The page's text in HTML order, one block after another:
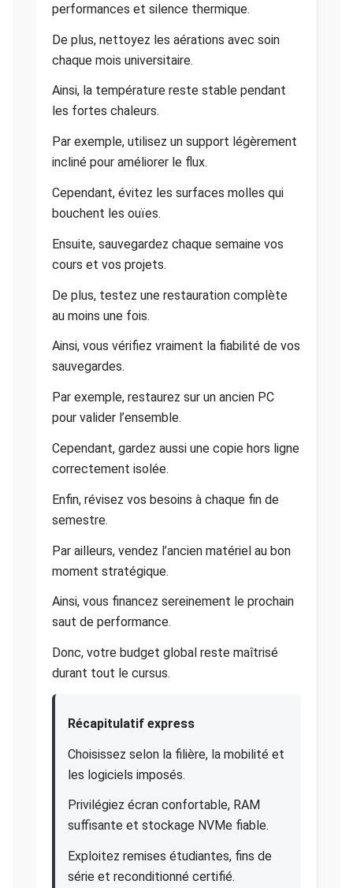
performances et silence thermique.
De plus, nettoyez les aérations avec soin
chaque mois universitaire.
Ainsi, la température reste stable pendant
les fortes chaleurs.
Par exemple, utilisez un support légèrement
incliné pour améliorer le flux.
Cependant, évitez les surfaces molles qui
bouchent les ouïes.
Ensuite, sauvegardez chaque semaine vos
cours et vos projets.
De plus, testez une restauration complète
au moins une fois.
Ainsi, vous vérifiez vraiment la fiabilité de vos
sauvegardes.
Par exemple, restaurez sur un ancien PC
pour valider l’ensemble.
Cependant, gardez aussi une copie hors ligne
correctement isolée.
Enfin, révisez vos besoins à chaque fin de
semestre.
Par ailleurs, vendez l’ancien matériel au bon
moment stratégique.
Ainsi, vous financez sereinement le prochain
saut de performance.
Donc, votre budget global reste maîtrisé
durant tout le cursus.
Récapitulatif express
Choisissez selon la filière, la mobilité et
les logiciels imposés.
Privilégiez écran confortable, RAM
suffisante et stockage NVMe fiable.
Exploitez remises étudiantes, fins de
série et reconditionné certifié.